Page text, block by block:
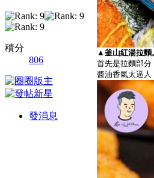
積分
806
發消息
▲釜山紅湯拉麵
首先是拉麵部
醬油香氣太逼人